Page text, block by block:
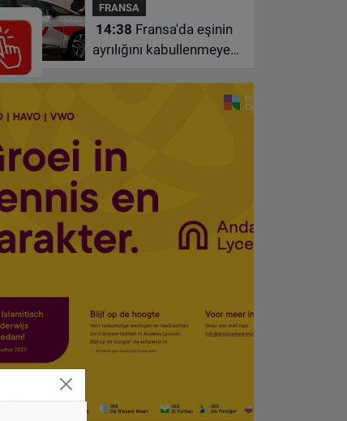
hale getiriyor
FRANSA
14:38
ayrılığını kabullenmeyen